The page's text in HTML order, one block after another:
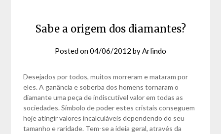
Sabe a origem dos diamantes?
Posted on04/06/2012 byArlindo
Desejados por todos, muitos morreram e mataram por
eles. A ganância e soberba dos homens tornaram o
diamante uma peça de indiscutível valor em todas as
sociedades. Símbolo de poder estes cristais conseguem
hoje atingir valores incalculáveis dependendo do seu
tamanho e raridade. Tem-se a ideia geral, através da